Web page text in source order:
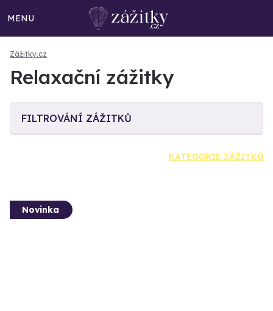
MENU
Zážitky.cz
Relaxační zážitky
FILTROVÁNÍ ZÁŽITKŮ
KATEGORIE ZÁŽITKŮ
Novinka